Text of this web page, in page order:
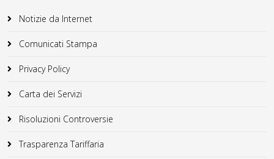
Notizie da Internet
Comunicati Stampa
Privacy Policy
Carta dei Servizi
Risoluzioni Controversie
Trasparenza Tariffaria